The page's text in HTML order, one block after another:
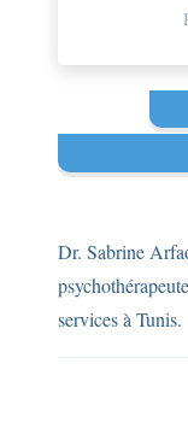
Dr. Sabrine
services à Tunis.